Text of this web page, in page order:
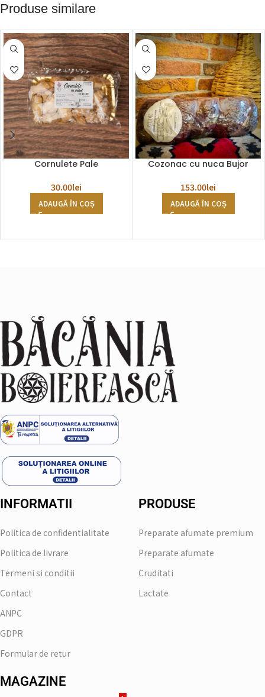
Produse similare
Cornulete Pale
30.00lei
ADAUGĂ ÎN COȘ
Cozonac cu nuca Bujor
153.00lei
ADAUGĂ ÎN COȘ
INFORMATII
Politica de confidentialitate
Politica de livrare
Termeni si conditii
Contact
ANPC
GDPR
Formular de retur
PRODUSE
Preparate afumate premium
Preparate afumate
Cruditati
Lactate
MAGAZINE